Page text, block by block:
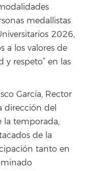
medallistas
2026,
a los valores de
y respeto” en las
García, Rector
dirección del
la temporada,
de la
tanto en